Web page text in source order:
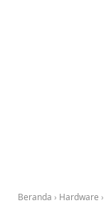
Beranda › Hardware ›